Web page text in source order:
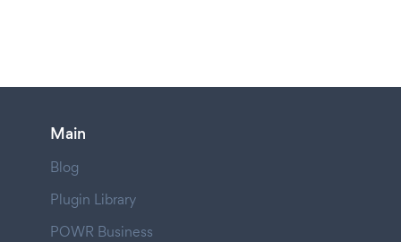
Main
Blog
Plugin Library
POWR Business